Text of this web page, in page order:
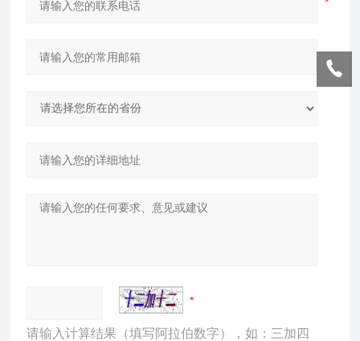
请输入计算结果（填写阿拉伯数字），如：三加四